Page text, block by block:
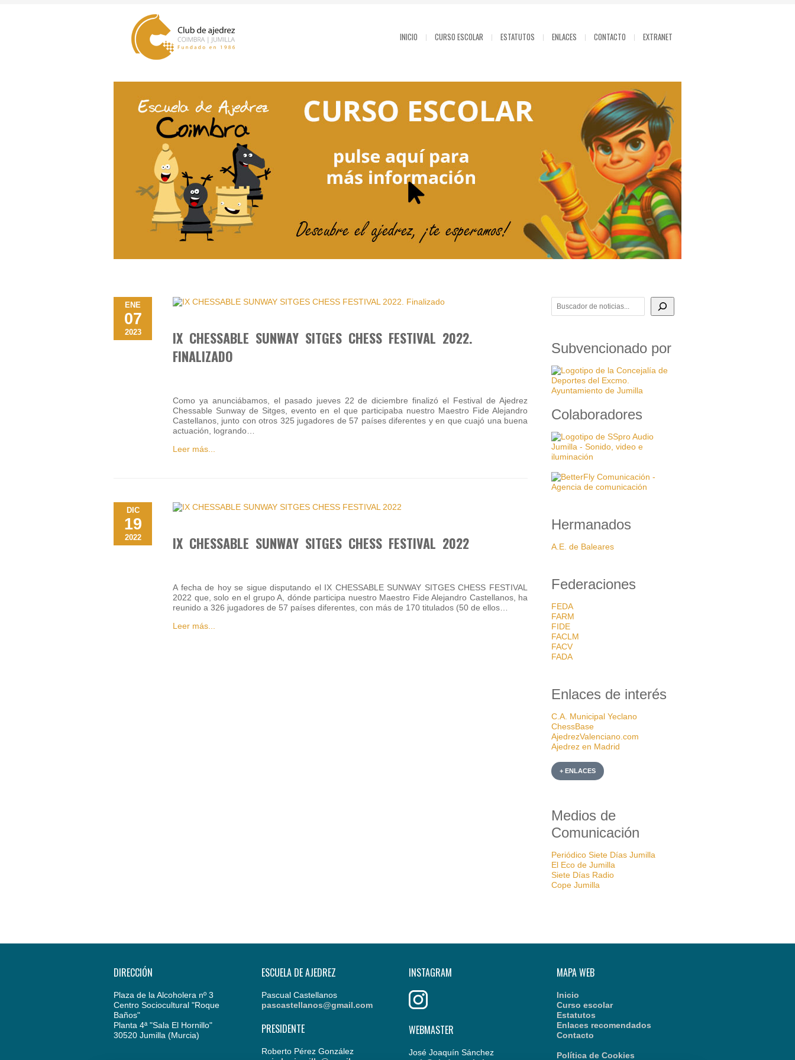
INICIO CURSO ESCOLAR ESTATUTOS ENLACES CONTACTO EXTRANET
ENE
07
2023
IX CHESSABLE SUNWAY SITGES CHESS FESTIVAL 2022.
FINALIZADO
Como ya anunciábamos, el pasado jueves 22 de diciembre finalizó el Festival de Ajedrez
Chessable Sunway de Sitges, evento en el que participaba nuestro Maestro Fide Alejandro
Castellanos, junto con otros 325 jugadores de 57 países diferentes y en que cuajó una buena
actuación, logrando…
Leer más...
DIC
19
2022 IX CHESSABLE SUNWAY SITGES CHESS FESTIVAL 2022
A fecha de hoy se sigue disputando el IX CHESSABLE SUNWAY SITGES CHESS FESTIVAL
2022 que, solo en el grupo A, dónde participa nuestro Maestro Fide Alejandro Castellanos, ha
reunido a 326 jugadores de 57 países diferentes, con más de 170 titulados (50 de ellos…
Leer más...
BUSCADOR DE NOTICIAS
Subvencionado por
Colaboradores
Hermanados
A.E. de Baleares
Federaciones
FEDA
FARM
FIDE
FACLM
FACV
FADA
Enlaces de interés
C.A. Municipal Yeclano
ChessBase
AjedrezValenciano.com
Ajedrez en Madrid
+ ENLACES
Medios de
Comunicación
Periódico Siete Días Jumilla
El Eco de Jumilla
Siete Días Radio
Cope Jumilla
DIRECCIÓN
Plaza de la Alcoholera nº 3
Centro Sociocultural "Roque
Baños"
Planta 4ª "Sala El Hornillo"
30520 Jumilla (Murcia)
ESCUELA DE AJEDREZ
Pascual Castellanos
pascastellanos@gmail.com
PRESIDENTE
Roberto Pérez González
INSTAGRAM
WEBMASTER
José Joaquín Sánchez
MAPA WEB
Inicio
Curso escolar
Estatutos
Enlaces recomendados
Contacto
Política de Cookies